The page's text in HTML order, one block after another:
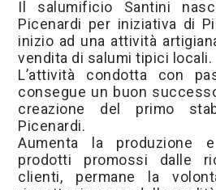
Il salumificio Santini
Picenardi per iniziativa di
inizio ad una attività
vendita di salumi tipici locali.
L’attività condotta con
consegue un buon
creazione del primo
Picenardi.
Aumenta la produzione
prodotti promossi dalle
clienti, permane la